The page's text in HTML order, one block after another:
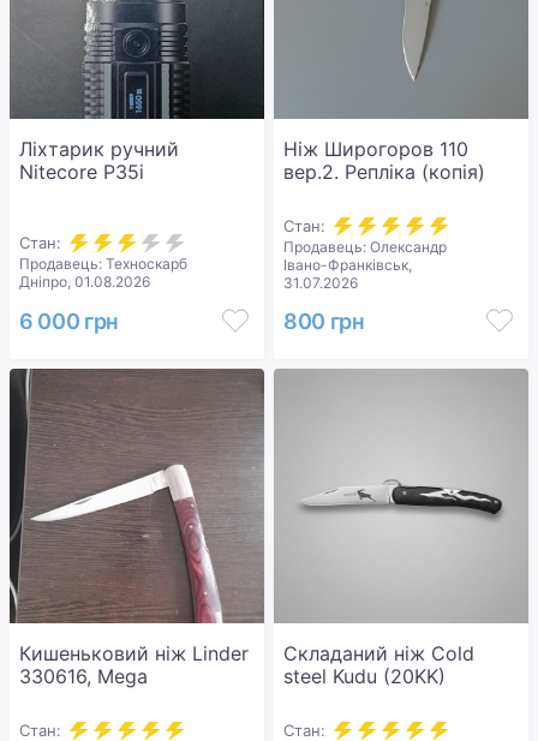
Ліхтарик ручний
Nitecore P35i
Стан:
Продавець: Техноскарб
Дніпро, 01.08.2026
6 000 грн
Ніж Широгоров 110
вер.2. Репліка (копiя)
Стан:
Продавець: Олександр
Івано-Франківськ,
31.07.2026
800 грн
Кишеньковий ніж Linder
330616, Mega
Стан:
Складаний ніж Cold
steel Kudu (20KK)
Стан: